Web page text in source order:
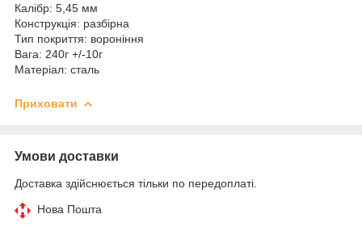
Калібр: 5,45 мм
Конструкція: разбірна
Тип покриття: вороніння
Вага: 240г +/-10г
Матеріал: сталь
Приховати
Умови доставки
Доставка здійснюється тільки по передоплаті.
Нова Пошта